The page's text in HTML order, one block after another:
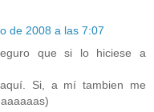
de 2008 a las 7:07
que si lo hiciese a
Si, a mí tambien me